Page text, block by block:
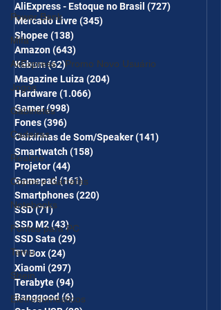
Power Bank
Mifa
AliExpress - Promo Novo Usuário
Jogos
Gabinetes
Cadeiras
Realme
Copos e Garrafas
Notebooks
Fontes para PC
Temu
Shein
Eletrodomésticos
COMBO
AliExpress - Estoque no Brasil (727)
Mercado Livre(345)
Shopee(138)
Amazon(643)
Kabum(62)62 posts
Magazine Luiza (204)
Hardware(1.066)
Gamer(998)
Fones(396)
Caixinhas de Som/Speaker(141)
Smartwatch(158)
Projetor(44)
Gamepad (161)161 posts
Smartphones(220)
SSD(71)71 posts
SSD M2(43)43 posts
SSD Sata (29)
TV Box(24)
Xiaomi (297)
Terabyte(94)
Banggood(6)6 posts